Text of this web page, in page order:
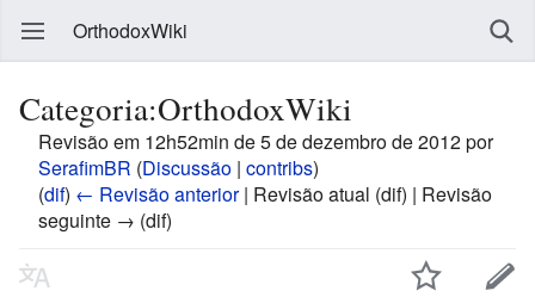
OrthodoxWiki
Categoria:OrthodoxWiki
Revisão em 12h52min de 5 de dezembro de 2012 por
SerafimBR (Discussão | contribs)
(dif) ← Revisão anterior| Revisão atual (dif) | Revisão
seguinte → (dif)